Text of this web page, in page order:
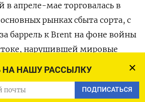
НАШУ РАССЫЛКУ
ПОДПИСАТЬСЯ
​в апреле-мае торговалась в
рынках ⁠сбыта сорта, с
баррель ‌к Brent на фоне войны
нарушившей мировые
‌прошлым летом составляли